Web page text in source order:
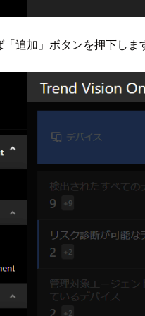
追加」ボタンを押下しま